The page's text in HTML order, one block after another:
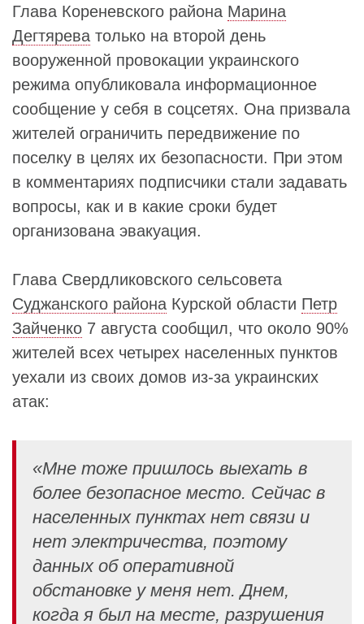
Глава Кореневского района Марина
Дегтярева только на второй день
вооруженной провокации украинского
режима опубликовала информационное
сообщение у себя в соцсетях. Она призвала
жителей ограничить передвижение по
поселку в целях их безопасности. При этом
в комментариях подписчики стали задавать
вопросы, как и в какие сроки будет
организована эвакуация.
Глава Свердликовского сельсовета
Суджанского района Курской области Петр
Зайченко 7 августа сообщил, что около 90%
жителей всех четырех населенных пунктов
уехали из своих домов из-за украинских
атак:
«Мне тоже пришлось выехать в
более безопасное место. Сейчас в
населенных пунктах нет связи и
нет электричества, поэтому
данных об оперативной
обстановке у меня нет. Днем,
когда я был на месте, разрушения